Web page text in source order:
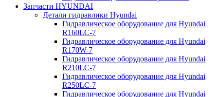
Запчасти HYUNDAI
Детали гидравлики Hyundai
Гидравлическое оборудование для Hyundai
R160LC-7
Гидравлическое оборудование для Hyundai
R170W-7
Гидравлическое оборудование для Hyundai
R210LC-7
Гидравлическое оборудование для Hyundai
R250LC-7
Гидравлическое оборудование для Hyundai